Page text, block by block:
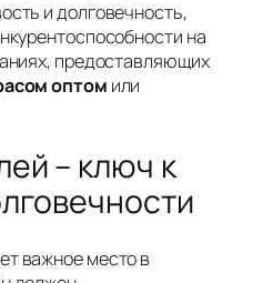
и долговечность,
на
предоставляющих
оптом или
– ключ к
важное место в